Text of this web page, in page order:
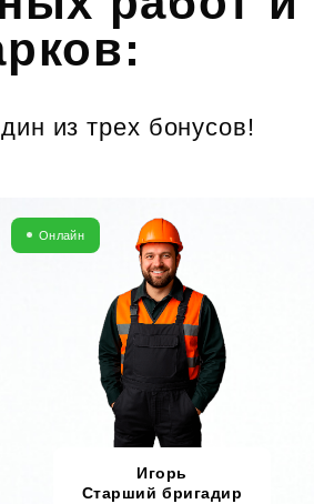
из трех бонусов!
Онлайн
Игорь
Старший бригадир